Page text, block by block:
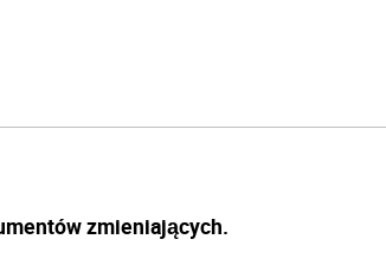
zmieniających.